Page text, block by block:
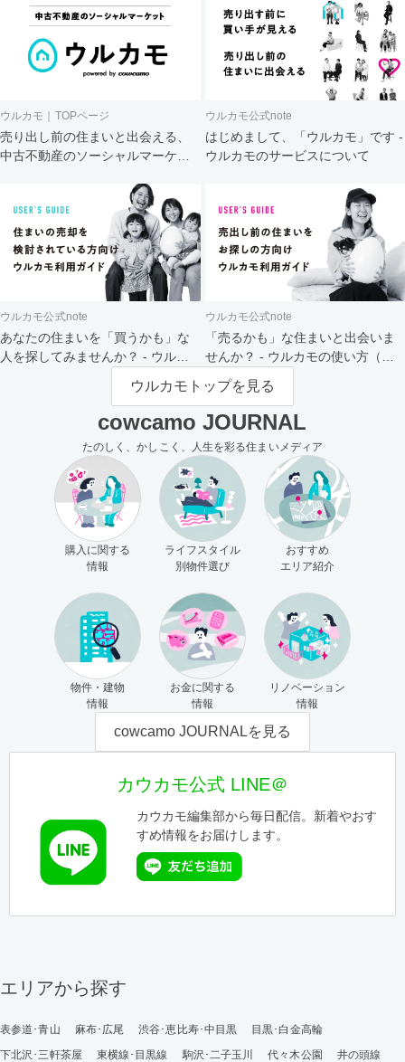
ウルカモ｜TOPページ
売り出し前の住まいと出会える、
中古不動産のソーシャルマーケッ
ウルカモ公式note
はじめまして、「ウルカモ」です -
ウルカモのサービスについて
ウルカモ公式note
あなたの住まいを「買うかも」な
人を探してみませんか？ - ウルカ
ウルカモ公式note
「売るかも」な住まいと出会いま
せんか？ - ウルカモの使い方（買
主さま向け）
ウルカモトップを見る
cowcamo JOURNAL
たのしく、かしこく、人生を彩る住まいメディア
購入に関する
情報
ライフスタイル
別物件選び
おすすめ
エリア紹介
物件・建物
情報
お金に関する
情報
リノベーション
情報
cowcamo JOURNALを見る
カウカモ公式 LINE＠
カウカモ編集部から毎日配信。新着やおす
すめ情報をお届けします。
エリアから探す
表参道･青山 麻布･広尾 渋谷･恵比寿･中目黒
目黒･白金高輪
下北沢･三軒茶屋
東横線･目黒線 駒沢･二子玉川 代々木公園
井の頭線